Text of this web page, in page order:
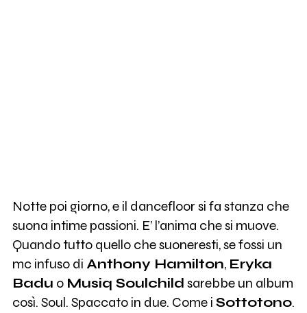
Notte poi giorno, e il dancefloor si fa stanza che
suona intime passioni. E’ l’anima che si muove.
Quando tutto quello che suoneresti, se fossi un
mc infuso di Anthony Hamilton, Eryka
Badu o Musiq Soulchild sarebbe un album
così. Soul. Spaccato in due. Come i Sottotono.